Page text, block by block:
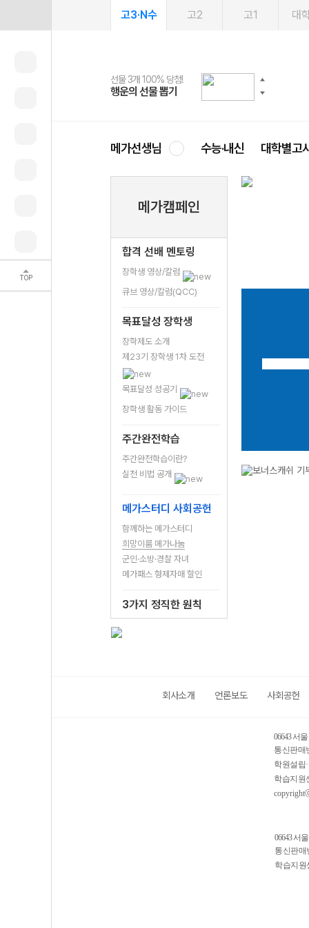
TOP
고3·N수 고2 고1 대
선물 3개 100% 당첨!
행운의 선물 뽑기
선물 100% 증정!
메가스터디 X 올리브
여름방학 스터디 캐시백
메가런 썸머스쿨
2027 러셀 단과
강사 공개선발
스마트러닝앱
설문 EVENT
메가패스
3일 무료 체험권
메가패스 수강생 무료혜택!
메가클럽 멤버십
사회공헌 캠페인
희망이룸 메가나눔
메가선생님 수능·내신 대학별고
메가캠페인
합격 선배 멘토링
장학생 영상/칼럼
큐브 영상/칼럼(QCC)
목표달성 장학생
장학제도 소개
제23기 장학생 1차 도전
목표달성 성공기
장학생 활동 가이드
주간완전학습
주간완전학습이란?
실천 비법 공개
메가스터디 사회공헌
함께하는 메가스터디
희망이룸 메가나눔
군인·소방·경찰 자녀
메가패스 형제자매 할인
3가지 정직한 원칙
회사소개 언론보도 사회공헌
06643 서
통신판매
학원설립
학습지원
06643 서
통신판매
학습지원